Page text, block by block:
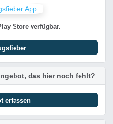
Store verfügbar.
das hier noch fehlt?
erfassen